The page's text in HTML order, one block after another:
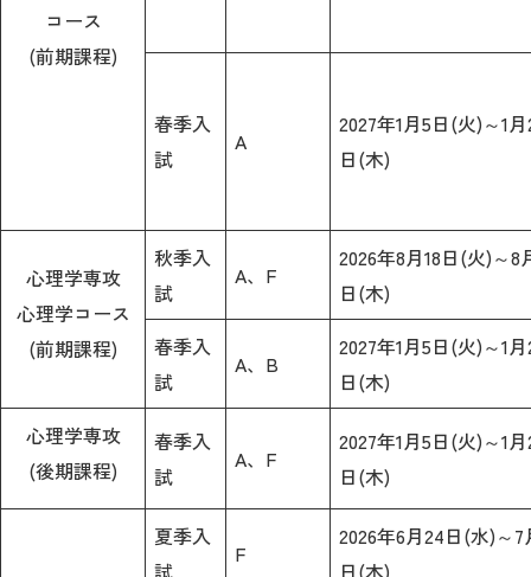
コース
(前期課程)
春季入
試
A
2027年1月5日(火)～1月
日(木)
心理学専攻
心理学コース
(前期課程)
秋季入
試
A、F
2026年8月18日(火)～8
日(木)
春季入
試
A、B
2027年1月5日(火)～1月
日(木)
心理学専攻
(後期課程)
春季入
試
A、F
2027年1月5日(火)～1月
日(木)
夏季入
試
F
2026年6月24日(水)～7
日(木)